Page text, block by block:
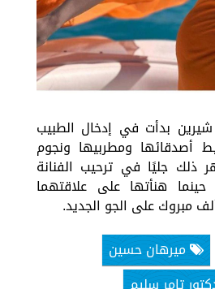
بدأت في إدخال الطبيب
أصدقائها ومطربيها ونجوم
ذلك جليًا في ترحيب الفنانة
حينما هنأتها على علاقتهما
مبروك على الجو الجديد.
ميرهان حسين